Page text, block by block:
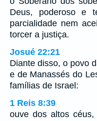
Deus, poderoso e
parcialidade nem
torcer a justiça.
Josué 22:21
Diante disso, o povo
e de Manassés do
famílias de Israel:
1 Reis 8:39
ouve dos altos